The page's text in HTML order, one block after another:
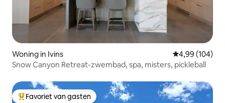
Woning in Ivins Gemiddelde
4,99 (104)
Snow Canyon Retreat-zwembad, spa, misters, pickleball
Topfavoriet van gasten
Favoriet van gasten